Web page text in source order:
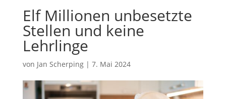
Elf Millionen unbesetzte
Stellen und keine
Lehrlinge
von Jan Scherping| 7. Mai 2024